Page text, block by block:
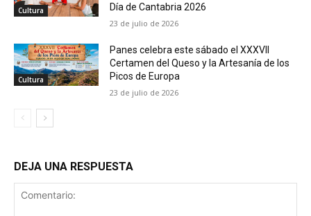
Cultura
Día de Cantabria 2026
23 de julio de 2026
Cultura
Panes celebra este sábado el XXXVII
Certamen del Queso y la Artesanía de los
Picos de Europa
23 de julio de 2026
DEJA UNA RESPUESTA